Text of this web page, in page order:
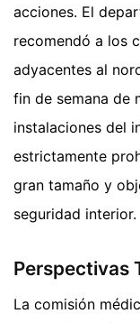
acciones. El
recomendó a los
adyacentes al
fin de semana de
instalaciones del
estrictamente
gran tamaño y
seguridad interior.
Perspectivas
La comisión